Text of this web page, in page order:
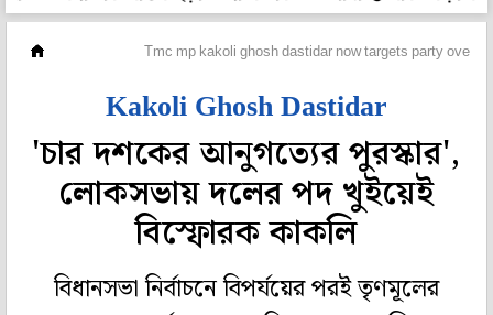
Tmc mp kakoli ghosh dastidar now targets party over
Kakoli Ghosh Dastidar
'চার দশকের আনুগত্যের পুরস্কার',
লোকসভায় দলের পদ খুইয়েই
বিস্ফোরক কাকলি
বিধানসভা নির্বাচনে বিপর্যয়ের পরই তৃণমূলের